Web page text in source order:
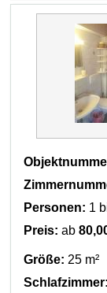
Personen: 1
Preis: ab
Größe: 25 m²
Schlafzimmer: